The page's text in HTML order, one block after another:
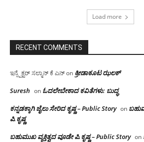
Load more
RECENT COMMENTS
ಇನ್ಸ್ಪೆಕ್ಟರ್ ಸಲ್ಮಾನ್ ಕೆ ಎನ್on ಕ್ರೀಡಾಕೂಟ ಝಲಕ್
Suresh on ಓದಲೇಬೇಕಾದ‌ ಕವಿತೆಗಳು: ಬುದ್ಧ
ಕನ್ನಡಕ್ಕಾಗಿ ಜೈಲು ಸೇರಿದ ಕೃಷ್ಣ – Public Story on
ಪಿ.ಕೃಷ್ಣ
ಬಹುಮುಖ ವ್ಯಕ್ತಿತ್ವದ ವೂಡೇ ಪಿ.ಕೃಷ್ಣ – Public Story on